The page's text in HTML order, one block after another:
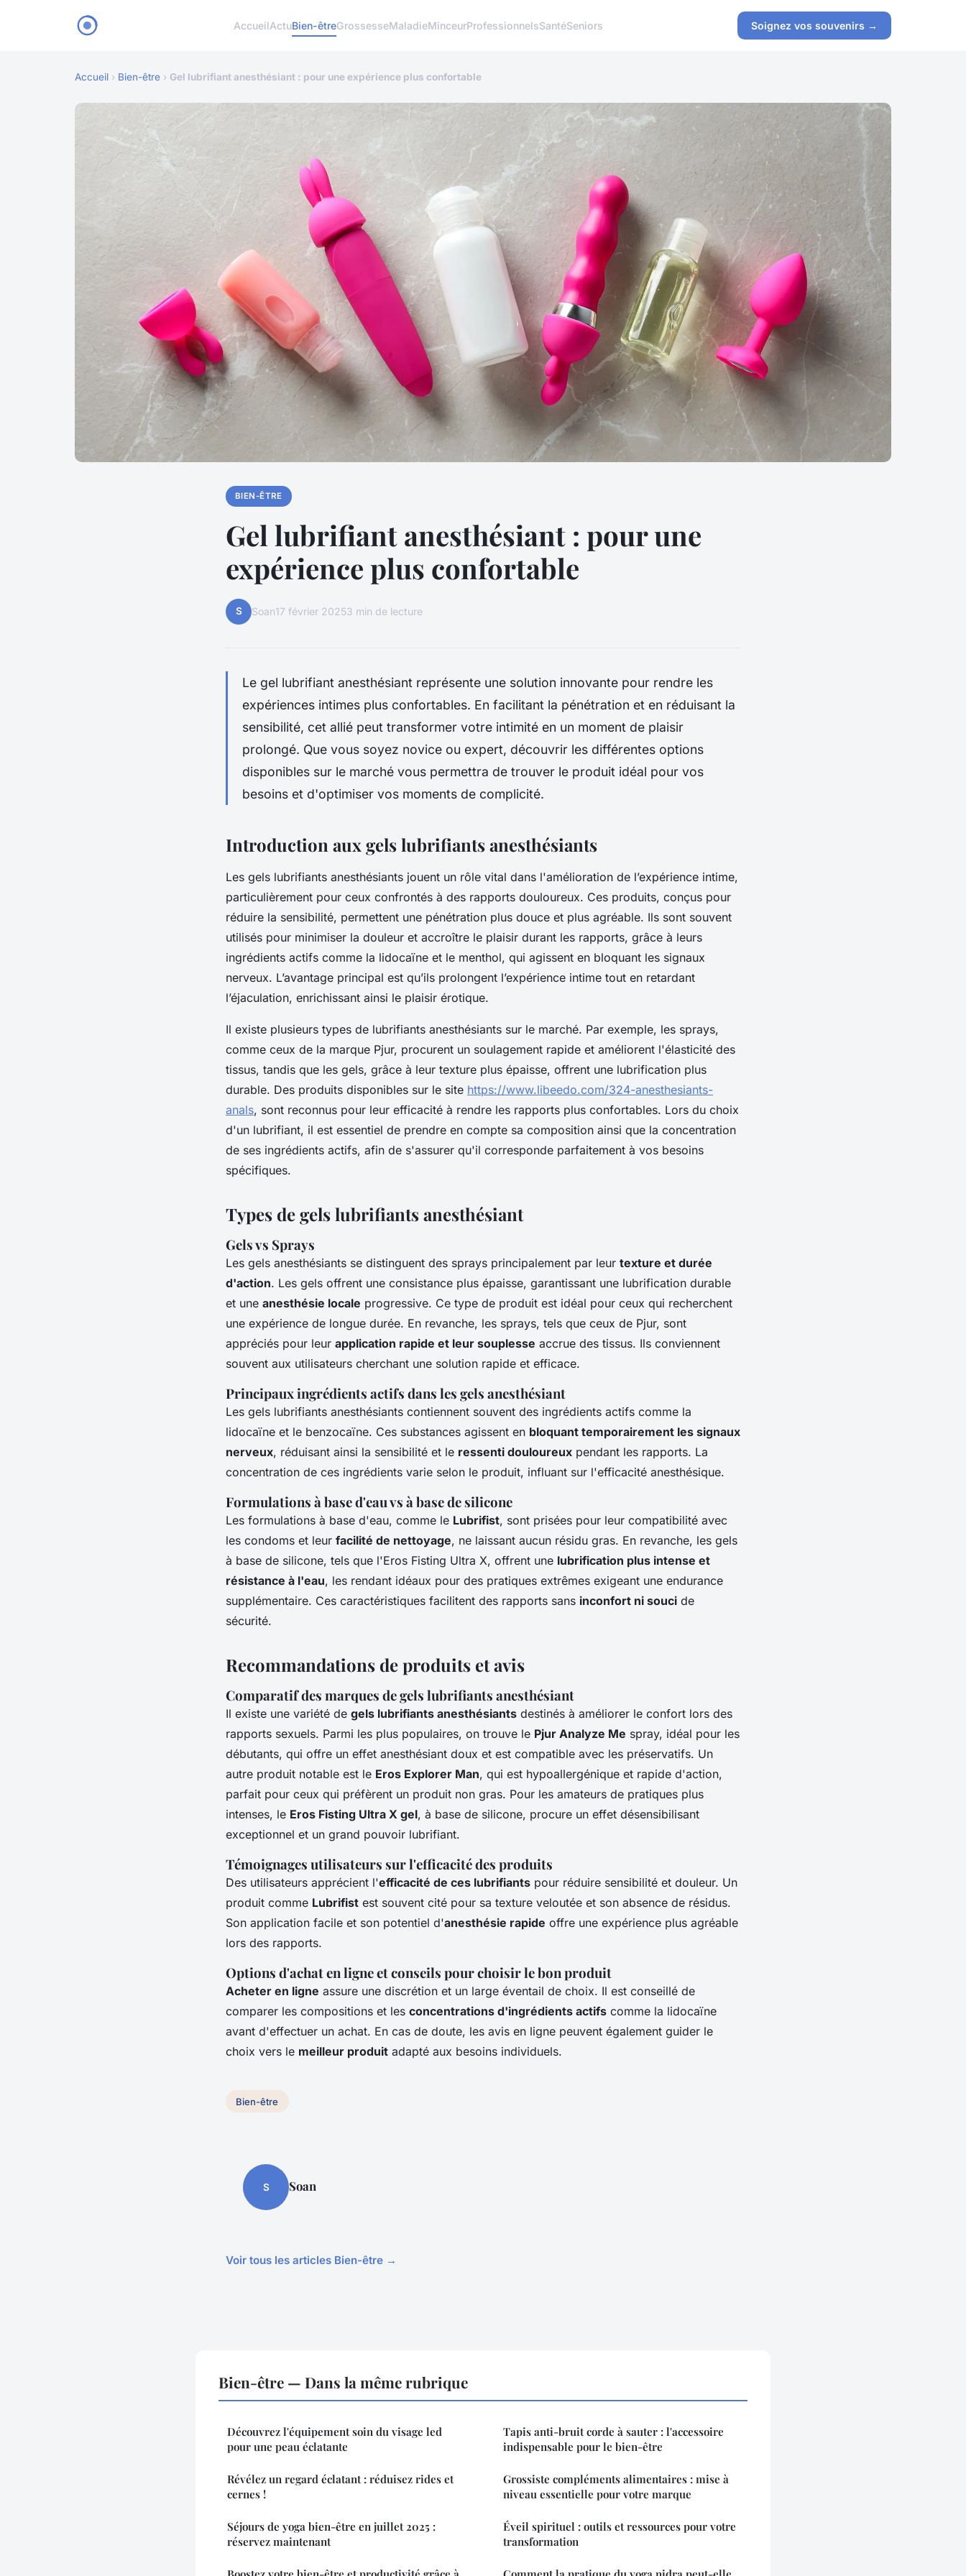
AccueilActuBien-êtreGrossesseMaladieMinceurProfessionnelsSantéSeniors Soignez vos souvenirs →
Accueil › Bien-être › Gel lubrifiant anesthésiant : pour une expérience plus confortable
BIEN-ÊTRE
Gel lubrifiant anesthésiant : pour une
expérience plus confortable
S Soan17 février 20253 min de lecture
Le gel lubrifiant anesthésiant représente une solution innovante pour rendre les
expériences intimes plus confortables. En facilitant la pénétration et en réduisant la
sensibilité, cet allié peut transformer votre intimité en un moment de plaisir
prolongé. Que vous soyez novice ou expert, découvrir les différentes options
disponibles sur le marché vous permettra de trouver le produit idéal pour vos
besoins et d'optimiser vos moments de complicité.
Introduction aux gels lubrifiants anesthésiants
Les gels lubrifiants anesthésiants jouent un rôle vital dans l'amélioration de l’expérience intime,
particulièrement pour ceux confrontés à des rapports douloureux. Ces produits, conçus pour
réduire la sensibilité, permettent une pénétration plus douce et plus agréable. Ils sont souvent
utilisés pour minimiser la douleur et accroître le plaisir durant les rapports, grâce à leurs
ingrédients actifs comme la lidocaïne et le menthol, qui agissent en bloquant les signaux
nerveux. L’avantage principal est qu’ils prolongent l’expérience intime tout en retardant
l’éjaculation, enrichissant ainsi le plaisir érotique.
Il existe plusieurs types de lubrifiants anesthésiants sur le marché. Par exemple, les sprays,
comme ceux de la marque Pjur, procurent un soulagement rapide et améliorent l'élasticité des
tissus, tandis que les gels, grâce à leur texture plus épaisse, offrent une lubrification plus
durable. Des produits disponibles sur le site https://www.libeedo.com/324-anesthesiants-
anals, sont reconnus pour leur efficacité à rendre les rapports plus confortables. Lors du choix
d'un lubrifiant, il est essentiel de prendre en compte sa composition ainsi que la concentration
de ses ingrédients actifs, afin de s'assurer qu'il corresponde parfaitement à vos besoins
spécifiques.
Types de gels lubrifiants anesthésiant
Gels vs Sprays
Les gels anesthésiants se distinguent des sprays principalement par leur texture et durée
d'action. Les gels offrent une consistance plus épaisse, garantissant une lubrification durable
et une anesthésie locale progressive. Ce type de produit est idéal pour ceux qui recherchent
une expérience de longue durée. En revanche, les sprays, tels que ceux de Pjur, sont
appréciés pour leur application rapide et leur souplesse accrue des tissus. Ils conviennent
souvent aux utilisateurs cherchant une solution rapide et efficace.
Principaux ingrédients actifs dans les gels anesthésiant
Les gels lubrifiants anesthésiants contiennent souvent des ingrédients actifs comme la
lidocaïne et le benzocaïne. Ces substances agissent en bloquant temporairement les signaux
nerveux, réduisant ainsi la sensibilité et le ressenti douloureux pendant les rapports. La
concentration de ces ingrédients varie selon le produit, influant sur l'efficacité anesthésique.
Formulations à base d'eau vs à base de silicone
Les formulations à base d'eau, comme le Lubrifist, sont prisées pour leur compatibilité avec
les condoms et leur facilité de nettoyage, ne laissant aucun résidu gras. En revanche, les gels
à base de silicone, tels que l'Eros Fisting Ultra X, offrent une lubrification plus intense et
résistance à l'eau, les rendant idéaux pour des pratiques extrêmes exigeant une endurance
supplémentaire. Ces caractéristiques facilitent des rapports sans inconfort ni souci de
sécurité.
Recommandations de produits et avis
Comparatif des marques de gels lubrifiants anesthésiant
Il existe une variété de gels lubrifiants anesthésiants destinés à améliorer le confort lors des
rapports sexuels. Parmi les plus populaires, on trouve le Pjur Analyze Me spray, idéal pour les
débutants, qui offre un effet anesthésiant doux et est compatible avec les préservatifs. Un
autre produit notable est le Eros Explorer Man, qui est hypoallergénique et rapide d'action,
parfait pour ceux qui préfèrent un produit non gras. Pour les amateurs de pratiques plus
intenses, le Eros Fisting Ultra X gel, à base de silicone, procure un effet désensibilisant
exceptionnel et un grand pouvoir lubrifiant.
Témoignages utilisateurs sur l'efficacité des produits
Des utilisateurs apprécient l'efficacité de ces lubrifiants pour réduire sensibilité et douleur. Un
produit comme Lubrifist est souvent cité pour sa texture veloutée et son absence de résidus.
Son application facile et son potentiel d'anesthésie rapide offre une expérience plus agréable
lors des rapports.
Options d'achat en ligne et conseils pour choisir le bon produit
Acheter en ligne assure une discrétion et un large éventail de choix. Il est conseillé de
comparer les compositions et les concentrations d'ingrédients actifs comme la lidocaïne
avant d'effectuer un achat. En cas de doute, les avis en ligne peuvent également guider le
choix vers le meilleur produit adapté aux besoins individuels.
Bien-être
S Soan
Voir tous les articles Bien-être →
Bien-être — Dans la même rubrique
Découvrez l'équipement soin du visage led
pour une peau éclatante
Révélez un regard éclatant : réduisez rides et
cernes !
Séjours de yoga bien-être en juillet 2025 :
réservez maintenant
Tapis anti-bruit corde à sauter : l'accessoire
indispensable pour le bien-être
Grossiste compléments alimentaires : mise à
niveau essentielle pour votre marque
Éveil spirituel : outils et ressources pour votre
transformation